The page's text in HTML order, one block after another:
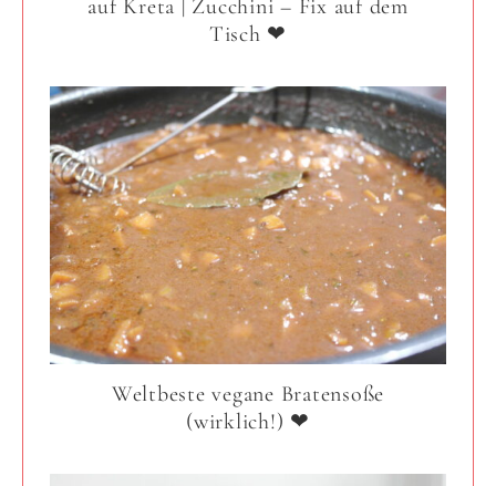
auf Kreta | Zucchini – Fix auf dem
Tisch ❤
Weltbeste vegane Bratensoße
(wirklich!) ❤